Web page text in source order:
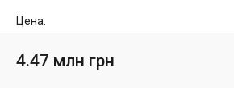
Цена:
4.47 млн грн